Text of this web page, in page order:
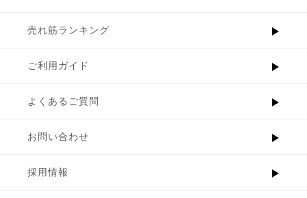
売れ筋ランキング
ご利用ガイド
よくあるご質問
お問い合わせ
採用情報